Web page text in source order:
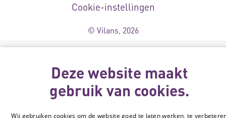
Cookie-instellingen
© Vilans, 2026
Deze website maakt
gebruik van cookies.
Wij gebruiken cookies om de website goed te laten werken, te